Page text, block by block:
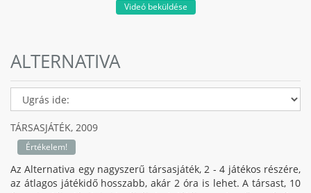
Videó beküldése
ALTERNATIVA
TÁRSASJÁTÉK, 2009
Értékelem!
Az Alternativa egy nagyszerű társasjáték, 2 - 4 játékos részére,
az átlagos játékidő hosszabb, akár 2 óra is lehet. A társast, 10